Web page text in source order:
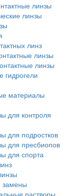
линзы
линзы
линз
линзы
линзы
гидрогели
материалы
для контроля
для подростков
для пресбиопов
для спорта
замены